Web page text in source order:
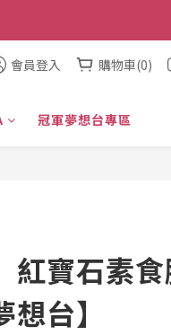
會員登入 購物車(0)
冠軍夢想台專區
紅寶石素
想台】